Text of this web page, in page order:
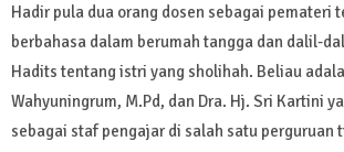
Hadir pula dua orang dosen sebagai pemateri
berbahasa dalam berumah tangga dan dalil-
Hadits tentang istri yang sholihah. Beliau
Wahyuningrum, M.Pd, dan Dra. Hj. Sri Kartini
sebagai staf pengajar di salah satu perguruan